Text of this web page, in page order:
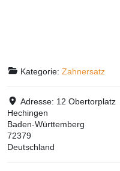
Kategorie:Zahnersatz
Adresse: 12 Obertorplatz
Hechingen
Baden-Württemberg
72379
Deutschland